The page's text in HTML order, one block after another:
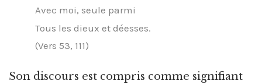
Avec moi, seule parmi
Tous les dieux et déesses.
(Vers 53, 111)
Son discours est compris comme signifiant